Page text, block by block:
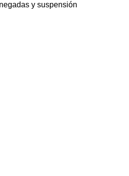
y suspensión